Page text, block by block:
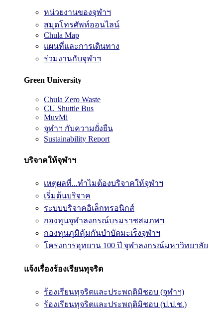
หน่วยงานของจุฬาฯ
สมุดโทรศัพท์ออนไลน์
Chula Map
แผนที่และการเดินทาง
ร่วมงานกับจุฬาฯ
Green University
Chula Zero Waste
CU Shuttle Bus
MuvMi
จุฬาฯ กับความยั่งยืน
Sustainability Report
บริจาคให้จุฬาฯ
เหตุผลที่...ทำไมต้องบริจาคให้จุฬาฯ
เริ่มต้นบริจาค
ระบบบริจาคอิเล็กทรอนิกส์
กองทุนจุฬาลงกรณ์บรมราชสมภพฯ
กองทุนภูมิคุ้มกันบำบัดมะเร็งจุฬาฯ
โครงการอุทยาน 100 ปี จุฬาลงกรณ์มหาวิทยาลัย
แจ้งเรื่องร้องเรียนทุจริต
ร้องเรียนทุจริตและประพฤติมิชอบ (จุฬาฯ)
ร้องเรียนทุจริตและประพฤติมิชอบ (ป.ป.ช.)